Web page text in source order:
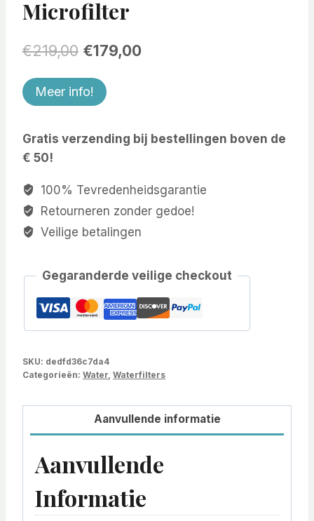
Microfilter
€219,00 Oorspronkelijke
prijs
was:
€179,00
Meer info!
Gratis verzending bij bestellingen boven de
€ 50!
100% Tevredenheidsgarantie
Retourneren zonder gedoe!
Veilige betalingen
Gegaranderde veilige checkout
SKU: dedfd36c7da4
Categorieën: Water Waterfilters
Aanvullende informatie
Aanvullende
Informatie